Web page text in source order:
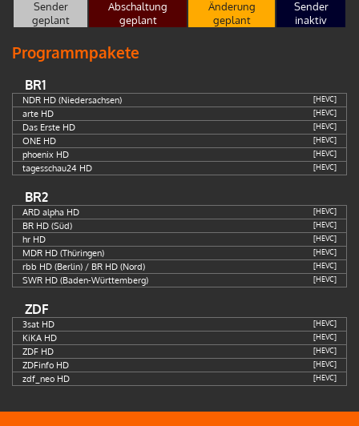
Sender
geplant
Abschaltung
geplant
Änderung
geplant
Sender
inaktiv
Programmpakete
BR1
NDR HD (Niedersachsen) [HEVC]
arte HD [HEVC]
Das Erste HD [HEVC]
ONE HD [HEVC]
phoenix HD [HEVC]
tagesschau24 HD [HEVC]
BR2
ARD alpha HD [HEVC]
BR HD (Süd) [HEVC]
hr HD [HEVC]
MDR HD (Thüringen) [HEVC]
rbb HD (Berlin) / BR HD (Nord) [HEVC]
SWR HD (Baden-Württemberg) [HEVC]
ZDF
3sat HD [HEVC]
KiKA HD [HEVC]
ZDF HD [HEVC]
ZDFinfo HD [HEVC]
zdf_neo HD [HEVC]